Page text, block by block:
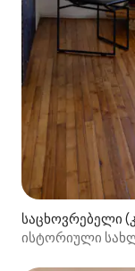
საცხოვრებელი
ისტორიული